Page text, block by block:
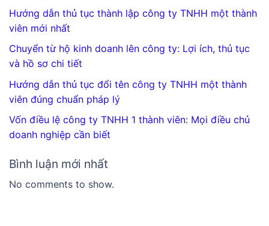
Hướng dẫn thủ tục thành lập công ty TNHH một thành
viên mới nhất
Chuyển từ hộ kinh doanh lên công ty: Lợi ích, thủ tục
và hồ sơ chi tiết
Hướng dẫn thủ tục đổi tên công ty TNHH một thành
viên đúng chuẩn pháp lý
Vốn điều lệ công ty TNHH 1 thành viên: Mọi điều chủ
doanh nghiệp cần biết
Bình luận mới nhất
No comments to show.